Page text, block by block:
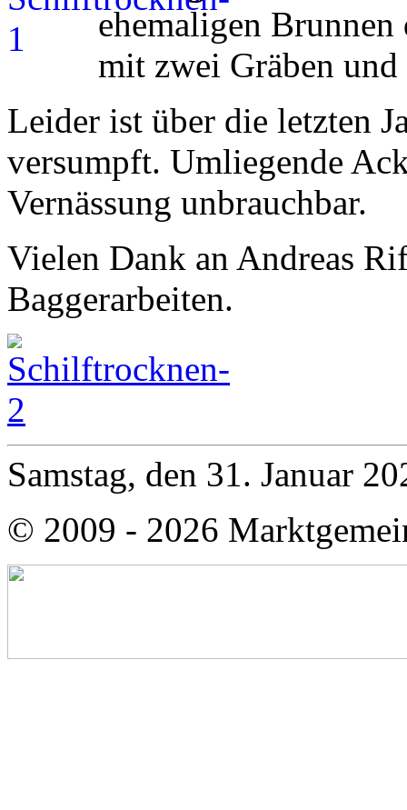
ehemaligen Brunnen
mit zwei Gräben und
Leider ist über die letzten
versumpft. Umliegende
Vernässung unbrauchbar.
Vielen Dank an Andreas
Baggerarbeiten.
Samstag, den 31. Januar
© 2009 - 2026